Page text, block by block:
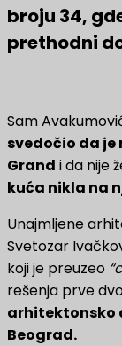
broju 34,
prethodni
Sam
svedočio da
Grand i da nije
kuća nikla na
Unajmljene
Svetozar
koji je preuzeo
rešenja prve
arhitektonsko
Beograd.